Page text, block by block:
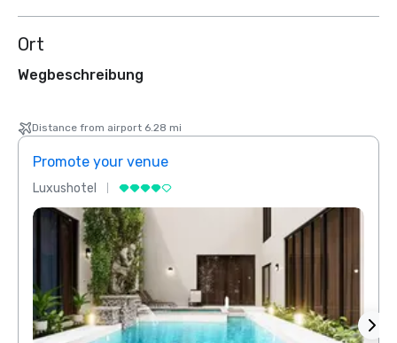
Ort
Wegbeschreibung
Distance from airport 6.28 mi
Promote your venue
Luxushotel